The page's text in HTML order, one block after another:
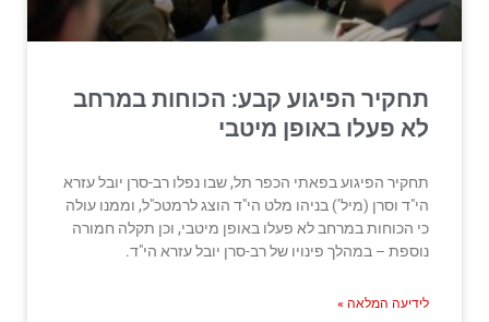
תחקיר הפיגוע קבע: הכוחות במרחב
לא פעלו באופן מיטבי
תחקיר הפיגוע בפאתי הכפר תל, שבו נפלו רב-סרן יובל עזרא
הי"ד וסרן (מיל’) בניהו מלט הי"ד הוצג לרמטכ"ל, וממנו עולה
כי הכוחות במרחב לא פעלו באופן מיטבי, וכן תקלה חמורה
נוספת – במהלך פינויו של רב-סרן יובל עזרא הי"ד.
לידיעה המלאה »